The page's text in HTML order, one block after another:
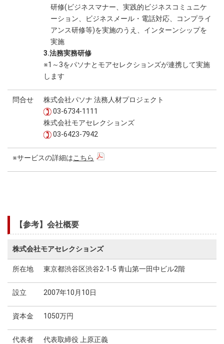
研修(ビジネスマナー、実践的ビジネスコミュニケ
ーション、ビジネスメール・電話対応、コンプライ
アンス研修等)を実施のうえ、インターンシップを
実施
3.法務実務研修
※1～3をパソナとモアセレクションズが連携して実施
します
問合せ
株式会社パソナ 法務人材プロジェクト
03-6734-1111
株式会社モアセレクションズ
03-6423-7942
※サービスの詳細はこちら
【参考】会社概要
株式会社モアセレクションズ
所在地 東京都渋谷区渋谷2-1-5 青山第一田中ビル2階
設立 2007年10月10日
資本金 1050万円
代表者 代表取締役 上原正義